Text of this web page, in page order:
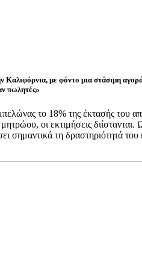
Καλιφόρνια, με φόντο μια στάσιμη
πωλητές»
το 18% της έκτασής του
οι εκτιμήσεις διίστανται.
σημαντικά τη δραστηριότητά